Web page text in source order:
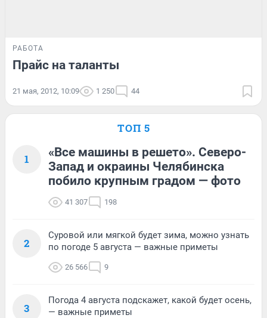
РАБОТА
Прайс на таланты
21 мая, 2012, 10:09 1 250 44
ТОП 5
1
«Все машины в решето». Северо-
Запад и окраины Челябинска
побило крупным градом — фото
41 307 198
2
Суровой или мягкой будет зима, можно узнать
по погоде 5 августа — важные приметы
26 566 9
3
Погода 4 августа подскажет, какой будет осень,
— важные приметы